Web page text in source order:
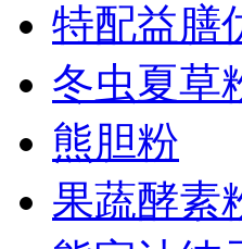
特配益膳
冬虫夏草
熊胆粉
果蔬酵素